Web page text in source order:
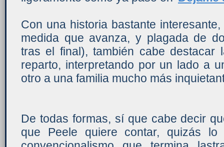
Con una historia bastante
medida que avanza, y plagada de
tras el final), también cabe destacar
reparto, interpretando por un lado a
otro a una familia mucho más
De todas formas, sí que cabe decir
que Peele quiere contar, quizás